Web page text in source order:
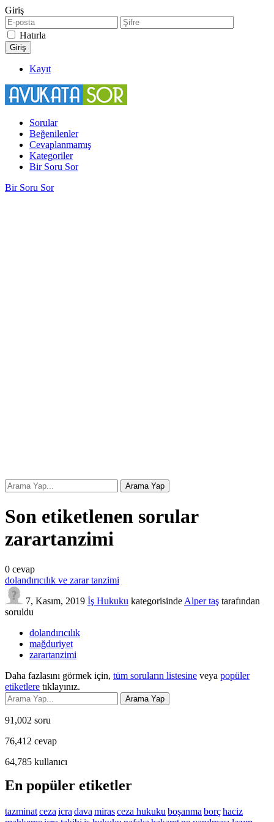
Giriş
Hatırla
Kayıt
Sorular
Beğenilenler
Cevaplanmamış
Kategoriler
Bir Soru Sor
Bir Soru Sor
Son etiketlenen sorular
zarartanzimi
0 cevap
dolandırıcılık ve zarar tanzimi
7, Kasım, 2019 İş Hukuku kategorisinde Alper taş tarafından
soruldu
dolandırıcılık
mağduriyet
zarartanzimi
Daha fazlasını görmek için, tüm soruların listesine veya popüler
etiketlere tıklayınız.
91,002 soru
76,412 cevap
64,785 kullanıcı
En popüler etiketler
tazminatceza icra dava mirasceza hukuku boşanma borçhaciz